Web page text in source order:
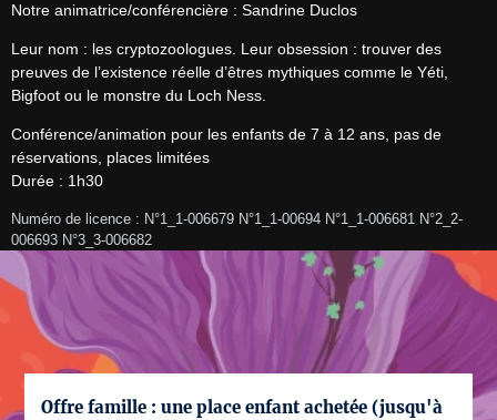
Notre animatrice/conférencière : Sandrine Duclos
Leur nom : les cryptozoologues. Leur obsession : trouver des
preuves de l’existence réelle d’êtres mythiques comme le Yéti,
Bigfoot ou le monstre du Loch Ness.
Conférence/animation pour les enfants de 7 à 12 ans, pas de
réservations, places limitées
Durée : 1h30
Numéro de licence : N°1_1-006679 N°1_1-00694 N°1_1-006681 N°2_2-
006693 N°3_3-006682
Offre famille : une place enfant achetée (jusqu'à